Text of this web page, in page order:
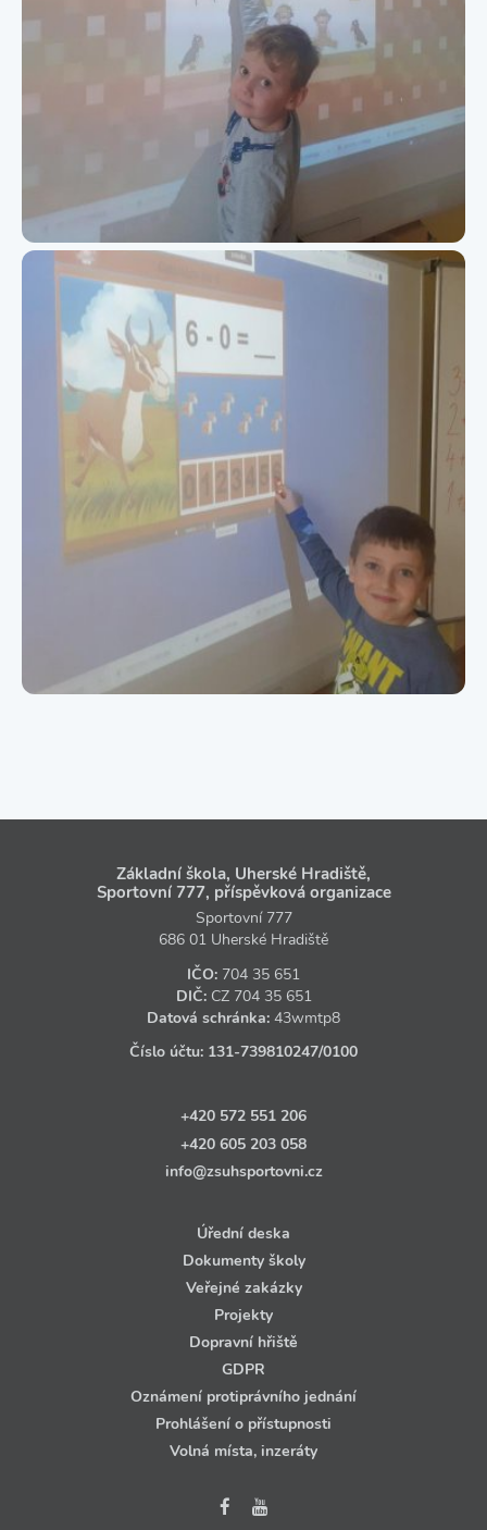
Základní škola, Uherské Hradiště,
Sportovní 777, příspěvková organizace
Sportovní 777
686 01 Uherské Hradiště
IČO: 704 35 651
DIČ: CZ 704 35 651
Datová schránka: 43wmtp8
Číslo účtu: 131‑739810247/0100
+420 572 551 206
+420 605 203 058
info@zsuhsportovni.cz
Úřední deska
Dokumenty školy
Veřejné zakázky
Projekty
Dopravní hřiště
GDPR
Oznámení protiprávního jednání
Prohlášení o přístupnosti
Volná místa, inzeráty